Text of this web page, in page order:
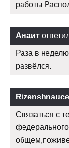
работы
Анаит
Раза в
развёлся.
Связаться с